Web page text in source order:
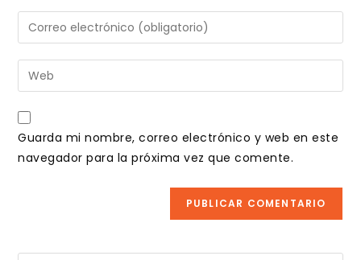
nombre
de
usuario
para
comentar
Introduce
tu
dirección
de
electrónico
para
comentar
Introduce
la
URL
de
Guarda mi nombre, correo electrónico y web en este
navegador para la próxima vez que comente.